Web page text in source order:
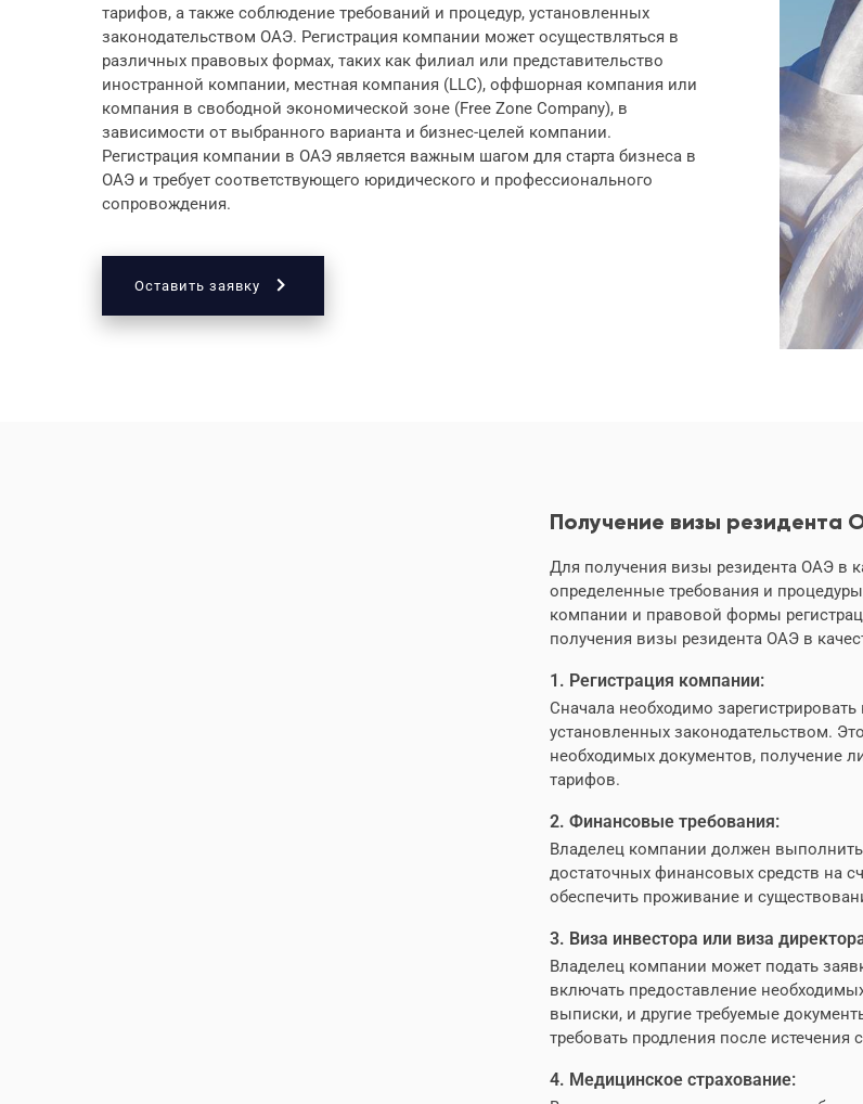
тарифов, а также соблюдение требований и процедур, установленных
законодательством ОАЭ. Регистрация компании может осуществляться в
различных правовых формах, таких как филиал или представительство
иностранной компании, местная компания (LLC), оффшорная компания или
компания в свободной экономической зоне (Free Zone Company), в
зависимости от выбранного варианта и бизнес-целей компании.
Регистрация компании в ОАЭ является важным шагом для старта бизнеса в
ОАЭ и требует соответствующего юридического и профессионального
сопровождения.
Оставить заявку
Получение визы резидента
Для получения визы резидента ОАЭ в
определенные требования и
компании и правовой формы
получения визы резидента ОАЭ в
1. Регистрация компании:
Сначала необходимо
установленных законодательством.
необходимых документов, получение
тарифов.
2. Финансовые требования:
Владелец компании должен
достаточных финансовых средств на
обеспечить проживание и
3. Виза инвестора или виза
Владелец компании может подать
включать предоставление
выписки, и другие требуемые
требовать продления после истечения
4. Медицинское страхование: